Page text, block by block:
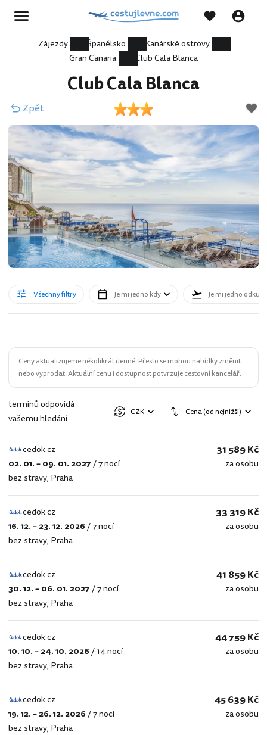
Zájezdy Španělsko
Kanárské ostrovy
Gran Canaria
Club Cala Blanca
Club Cala Blanca
Zpět
Všechny filtry Je mi jedno kdy Je mi jedno odkud
Ceny aktualizujeme několikrát denně. Přesto se mohou nabídky změnit
nebo vyprodat. Aktuální cenu i dostupnost potvrzuje cestovní kancelář.
termínů odpovídá
vašemu hledání
CZK Cena (od nejnižší)
cedok.cz
cedok.cz
02. 01. – 09. 01. 2027/7 nocí
bez stravy, Praha
31 589 Kč
za osobu
cedok.cz
cedok.cz
16. 12. – 23. 12. 2026/7 nocí
bez stravy, Praha
33 319 Kč
za osobu
cedok.cz
cedok.cz
30. 12. – 06. 01. 2027/7 nocí
bez stravy, Praha
41 859 Kč
za osobu
cedok.cz
cedok.cz
10. 10. – 24. 10. 2026/14 nocí
bez stravy, Praha
44 759 Kč
za osobu
cedok.cz
cedok.cz
19. 12. – 26. 12. 2026/7 nocí
bez stravy, Praha
45 639 Kč
za osobu